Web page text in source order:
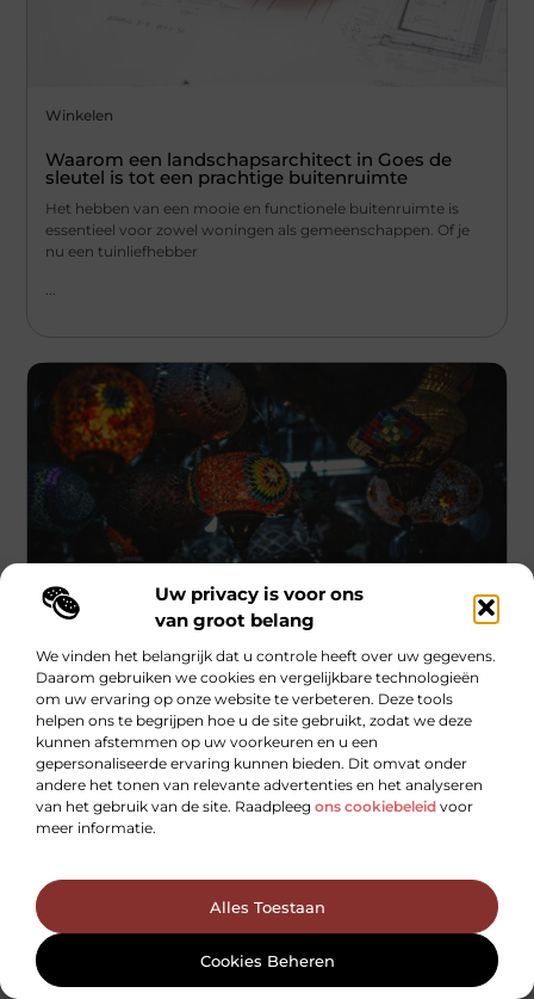
Uw privacy is voor ons
van groot belang
We vinden het belangrijk dat u controle heeft over uw gegevens.
Daarom gebruiken we cookies en vergelijkbare technologieën
om uw ervaring op onze website te verbeteren. Deze tools
helpen ons te begrijpen hoe u de site gebruikt, zodat we deze
kunnen afstemmen op uw voorkeuren en u een
gepersonaliseerde ervaring kunnen bieden. Dit omvat onder
andere het tonen van relevante advertenties en het analyseren
van het gebruik van de site. Raadpleeg ons cookiebeleid voor
meer informatie.
Alles Toestaan
Cookies Beheren
Winkelen
Waarom een landschapsarchitect in Goes de
sleutel is tot een prachtige buitenruimte
Het hebben van een mooie en functionele buitenruimte is
essentieel voor zowel woningen als gemeenschappen. Of je
nu een tuinliefhebber
Ontdek de lampenwinkel in Heerenveen voor
alle woonverlichting
Goede verlichting is een cruciaal aspect van interieurontwerp.
Of je nu een nieuw huis inricht of je huidige woning opfrist,
...